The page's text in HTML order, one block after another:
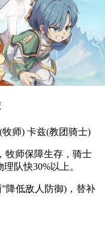
师) 卡兹(教团骑士)
牧师保障生存，骑士
队快30%以上。
降低敌人防御)，替补